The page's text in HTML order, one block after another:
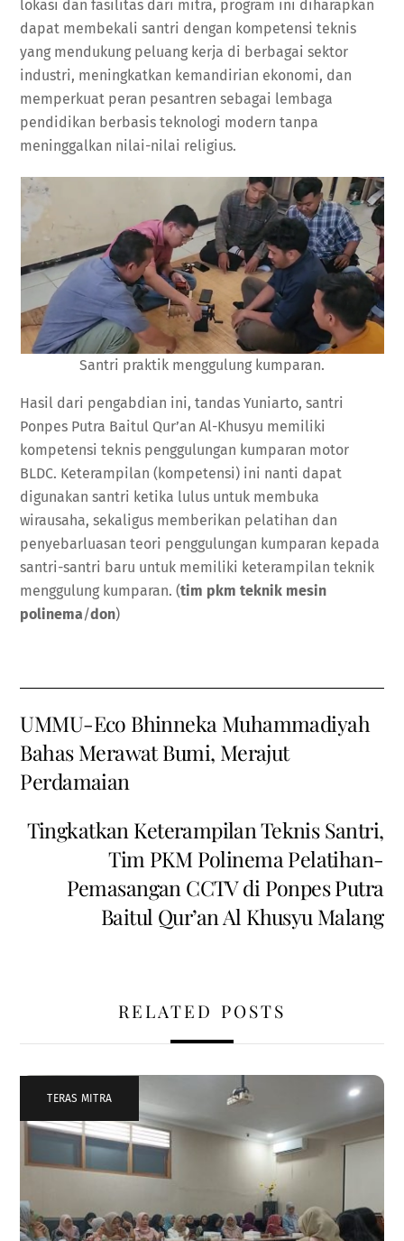
lokasi dan fasilitas dari mitra, program ini diharapkan
dapat membekali santri dengan kompetensi teknis
yang mendukung peluang kerja di berbagai sektor
industri, meningkatkan kemandirian ekonomi, dan
memperkuat peran pesantren sebagai lembaga
pendidikan berbasis teknologi modern tanpa
meninggalkan nilai-nilai religius.
Santri praktik menggulung kumparan.
Hasil dari pengabdian ini, tandas Yuniarto, santri
Ponpes Putra Baitul Qur’an Al-Khusyu memiliki
kompetensi teknis penggulungan kumparan motor
BLDC. Keterampilan (kompetensi) ini nanti dapat
digunakan santri ketika lulus untuk membuka
wirausaha, sekaligus memberikan pelatihan dan
penyebarluasan teori penggulungan kumparan kepada
santri-santri baru untuk memiliki keterampilan teknik
menggulung kumparan. (tim pkm teknik mesin
polinema/don)
UMMU-Eco Bhinneka Muhammadiyah
Bahas Merawat Bumi, Merajut
Perdamaian
Tingkatkan Keterampilan Teknis Santri,
Tim PKM Polinema Pelatihan-
Pemasangan CCTV di Ponpes Putra
Baitul Qur’an Al Khusyu Malang
RELATED POSTS
TERAS MITRA